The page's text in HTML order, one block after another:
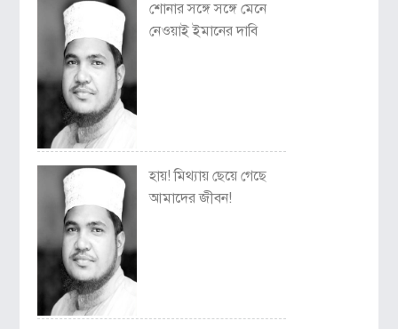
শোনার সঙ্গে সঙ্গে মেনে
নেওয়াই ইমানের দাবি
হায়! মিথ্যায় ছেয়ে গেছে
আমাদের জীবন!